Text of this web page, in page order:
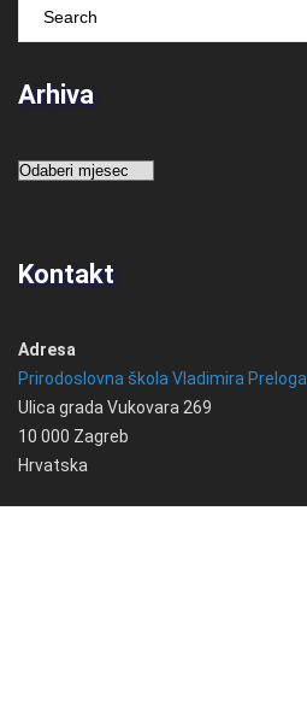
Arhiva
Arhiva
Kontakt
Adresa
Prirodoslovna škola Vladimira Preloga
Ulica grada Vukovara 269
10 000 Zagreb
Hrvatska